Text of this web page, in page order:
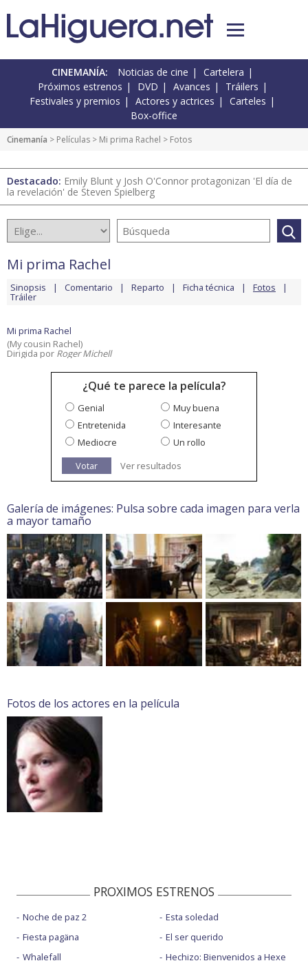
CINEMANÍA: Noticias de cine
Cartelera
Próximos estrenos
DVD Avances
Tráilers
Festivales y premios
Actores y actrices
Carteles
Box-office
Cinemanía > Películas > Mi prima Rachel > Fotos
Destacado: Emily Blunt y Josh O'Connor protagonizan 'El día de
la revelación' de Steven Spielberg
Mi prima Rachel
Sinopsis Comentario Reparto Ficha técnica Fotos
Tráiler
Mi prima Rachel
(My cousin Rachel)
Dirigida por Roger Michell
¿Qué te parece la película?
Genial
Muy buena
Entretenida
Interesante
Mediocre
Un rollo
Votar
Ver resultados
Galería de imágenes: Pulsa sobre cada imagen para verla
a mayor tamaño
Fotos de los actores en la película
PROXIMOS ESTRENOS
Noche de paz 2
Fiesta pagäna
Whalefall
Esta soledad
El ser querido
Hechizo: Bienvenidos a Hexe